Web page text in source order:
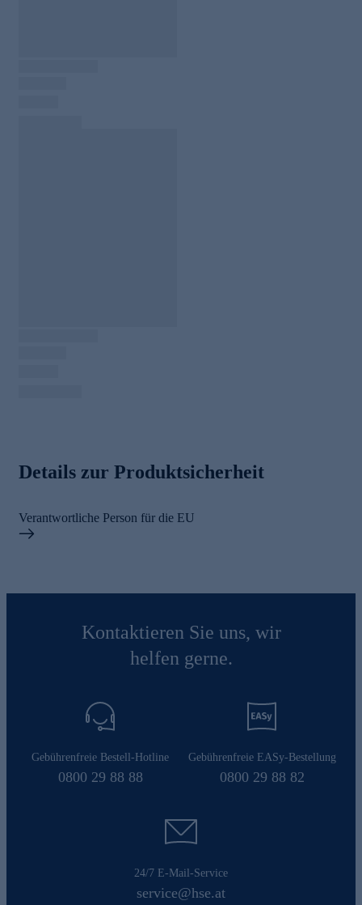
Details zur Produktsicherheit
Verantwortliche Person für die EU
Kontaktieren Sie uns, wir
helfen gerne.
Gebührenfreie Bestell-Hotline
0800 29 88 88
Gebührenfreie EASy-Bestellung
0800 29 88 82
24/7 E-Mail-Service
service@hse.at